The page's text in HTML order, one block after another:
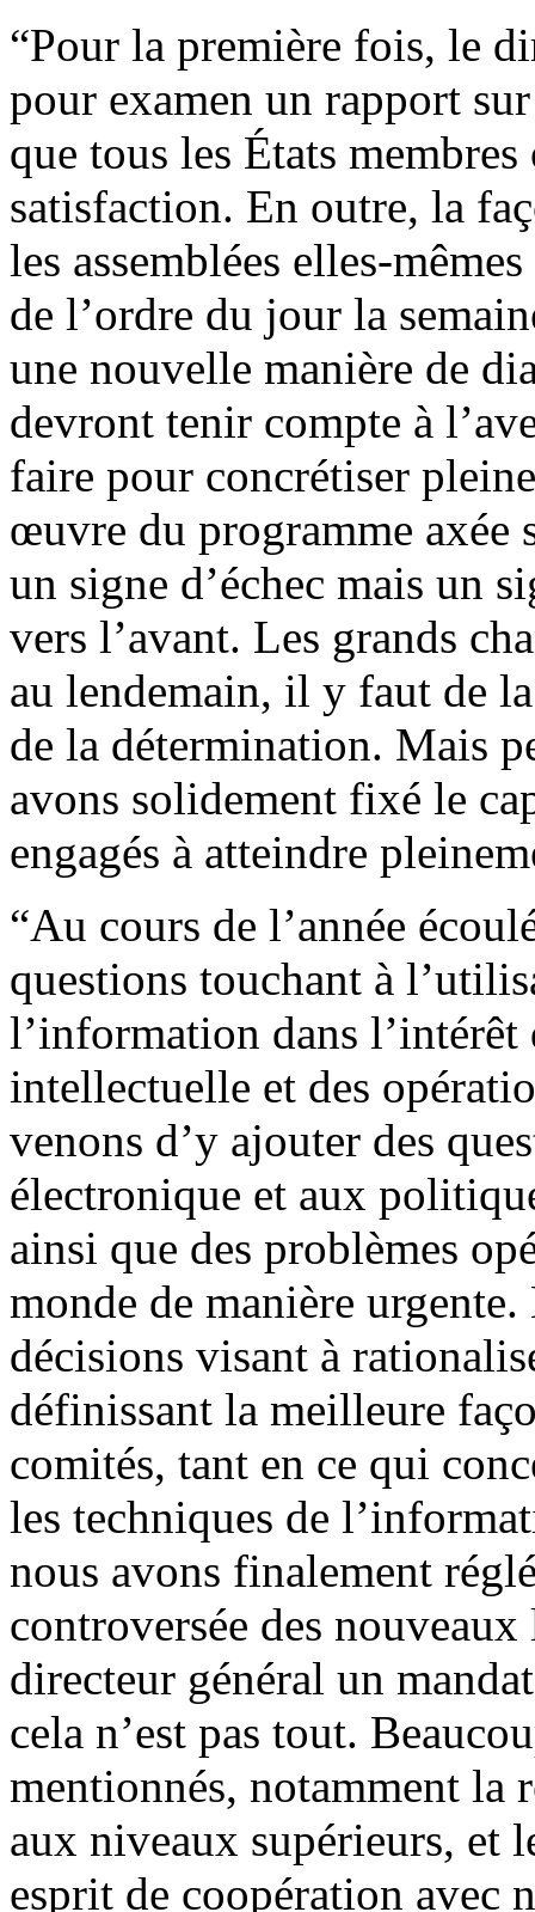
“Pour la première fois, le
pour examen un rapport
que tous les États
satisfaction. En outre, la
les assemblées elles-
de l’ordre du jour la
une nouvelle manière de
devront tenir compte à
faire pour concrétiser
œuvre du programme axée
un signe d’échec mais un
vers l’avant. Les grands
au lendemain, il y faut de
de la détermination. Mais
avons solidement fixé le
engagés à atteindre
“Au cours de l’année
questions touchant à
l’information dans
intellectuelle et des
venons d’y ajouter des
électronique et aux
ainsi que des problèmes
monde de manière
décisions visant à
définissant la meilleure
comités, tant en ce qui
les techniques de
nous avons finalement
controversée des
directeur général un
cela n’est pas tout.
mentionnés, notamment la
aux niveaux supérieurs, et
esprit de coopération avec